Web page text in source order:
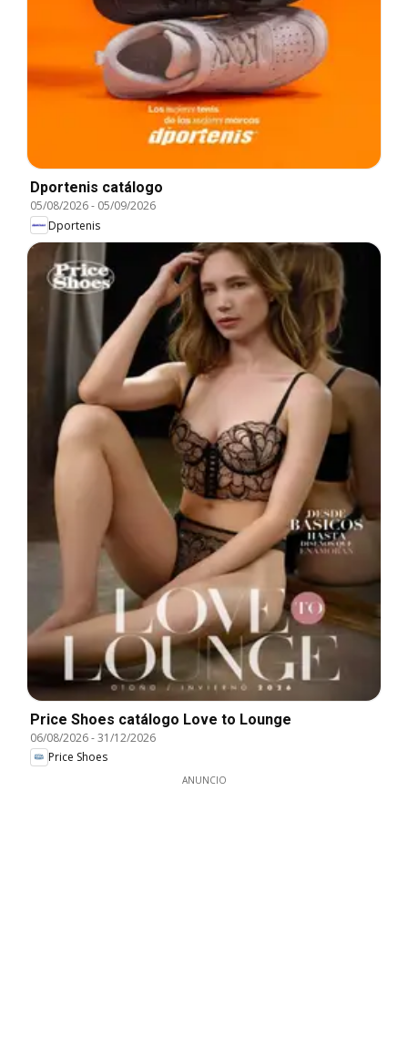
Dportenis catálogo
05/08/2026- 05/09/2026
Dportenis
Price Shoes catálogo Love to Lounge
06/08/2026-31/12/2026
Price Shoes
ANUNCIO